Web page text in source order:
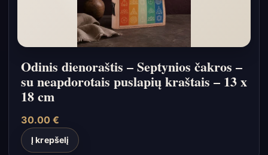
Odinis dienoraštis – Septynios čakros –
su neapdorotais puslapių kraštais – 13 x
18 cm
30.00 €
Į krepšelį